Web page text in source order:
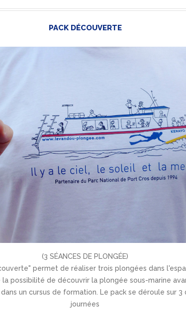
PACK DÉCOUVERTE
(3 SÉANCES DE PLONGÉE)
permet de réaliser trois plongées dans
possibilité de découvrir la plongée sous-marine
un cursus de formation. Le pack se déroule sur 3
journées